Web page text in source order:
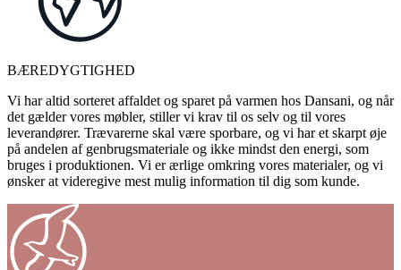
BÆREDYGTIGHED
Vi har altid sorteret affaldet og sparet på varmen hos Dansani, og når
det gælder vores møbler, stiller vi krav til os selv og til vores
leverandører. Trævarerne skal være sporbare, og vi har et skarpt øje
på andelen af genbrugsmateriale og ikke mindst den energi, som
bruges i produktionen. Vi er ærlige omkring vores materialer, og vi
ønsker at videregive mest mulig information til dig som kunde.